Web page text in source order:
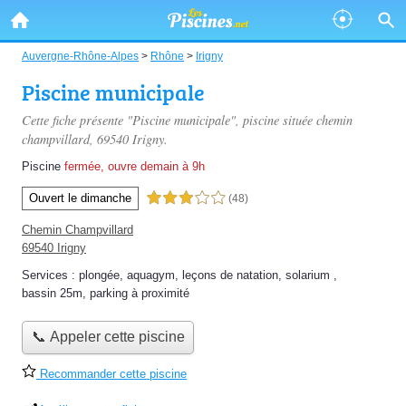
Auvergne-Rhône-Alpes > Rhône > Irigny
Piscine municipale
Cette fiche présente "Piscine municipale", piscine située chemin
champvillard, 69540 Irigny.
Piscine fermée, ouvre demain à 9h
Ouvert le dimanche 3,0 étoiles sur 5 (48)
Chemin Champvillard
69540 Irigny
Services : plongée, aquagym, leçons de natation, solarium ,
bassin 25m, parking à proximité
📞 Appeler cette piscine
Recommander cette piscine